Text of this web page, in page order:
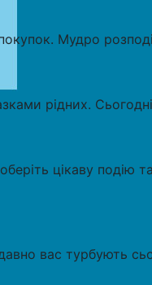
Мудро
рідних.
цікаву подію
вас турбують